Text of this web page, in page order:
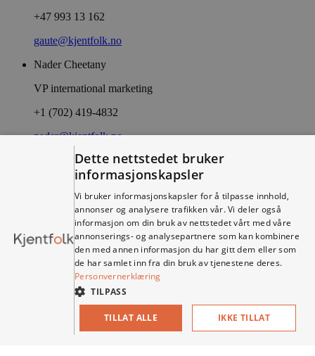
+47 993 13 162
gaute@kjentfolk.no
Nader Cheetany
VP international marketing
+1 (702) 419-4832
nader@kjentfolk.no
Truls Nilsen
+47 988 10 078
truls@kjentfolk.no
Anders Lindstad
Innovasjoner
anders@kjentfolk.no
Design: Found / Kode:
Dette nettstedet bruker
informasjonskapsler
Vi bruker informasjonskapsler for å tilpasse innhold,
annonser og analysere trafikken vår. Vi deler også
informasjon om din bruk av nettstedet vårt med våre
annonserings- og analysepartnere som kan kombinere
den med annen informasjon du har gitt dem eller som
de har samlet inn fra din bruk av tjenestene deres.
Personvernerklæring
TILPASS
TILLAT ALLE IKKE TILLAT